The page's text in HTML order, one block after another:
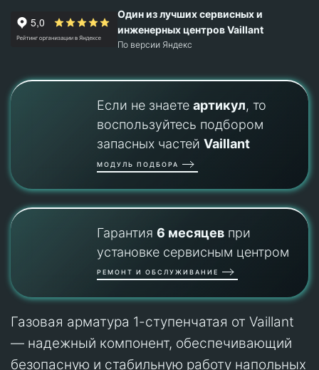
Один из лучших сервисных и
инженерных центров Vaillant
По версии Яндекс
Если не знаете артикул, то
воспользуйтесь подбором
запасных частей Vaillant
МОДУЛЬ ПОДБОРА
Гарантия 6 месяцевпри
установке сервисным центром
РЕМОНТ И ОБСЛУЖИВАНИЕ
Газовая арматура 1-ступенчатая от Vaillant
— надежный компонент, обеспечивающий
безопасную и стабильную работу напольных